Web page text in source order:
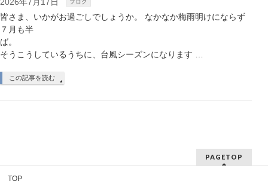
2026年7月17日 ブログ
皆さま、いかがお過ごしでしょうか。 なかなか梅雨明けにならず
７月も半
ば
そうこうしているうちに、台風シーズンになります …
この記事を読む
PAGETOP
TOP